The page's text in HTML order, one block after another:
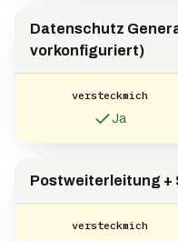
Datenschutz
vorkonfiguriert)
versteckmich
Ja
Postweiterleitung +
versteckmich